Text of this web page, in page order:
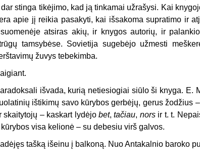
dar stinga tikėjimo, kad ją tinkamai užrašysi. Kai
apie jį reikia pasakyti, kai išsakoma supratimo ir
atsiras akių, ir knygos autorių, ir
tamsybėse. Sovietija sugebėjo užmesti
žuvys tebekimba.
išvada, kurią netiesiogiai siūlo ši knyga. E.
ištikimų savo kūrybos gerbėjų, gerus žodžius
skaitytojų – kaskart lydėjobet,tačiau, norsir t. t.
kūrybos visa kelionė – su debesiu virš galvos.
tašką išeinu į balkoną. Nuo Antakalnio baroko